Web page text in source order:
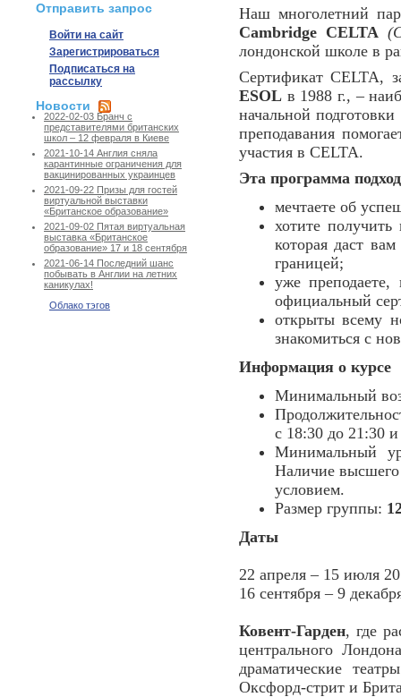
Отправить запрос
Войти на сайт
Зарегистрироваться
Подписаться на
рассылку
Новости
2022-02-03 Бранч с
представителями британских
школ – 12 февраля в Киеве
2021-10-14 Англия сняла
карантинные ограничения для
вакцинированных украинцев
2021-09-22 Призы для гостей
виртуальной выставки
«Британское образование»
2021-09-02 Пятая виртуальная
выставка «Британское
образование» 17 и 18 сентября
2021-06-14 Последний шанс
побывать в Англии на летних
каникулах!
Облако тэгов
Наш многолетний
Cambridge CELTA
лондонской школе в
Сертификат CELTA,
ESOL в 1988 г., –
начальной
преподавания
участия в CELTA.
Эта программа
мечтаете об
хотите
которая даст
границей;
уже преподаете,
официальный
открыты всему
знакомиться с
Информация о курсе
Минимальный
с 18:30 до 21:30
Минимальный
Наличие высшего
условием.
Размер группы:
Даты
22 апреля – 15 июля
16 сентября – 9
Ковент-Гарден, где
центрального
драматические
Оксфорд-стрит и